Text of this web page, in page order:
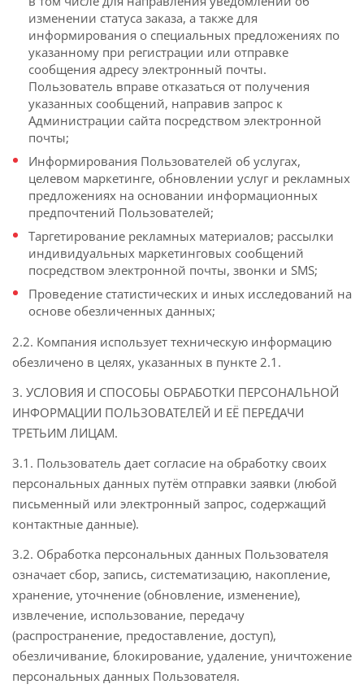
изменении статуса заказа, а также для
информирования о специальных предложениях по
указанному при регистрации или отправке
сообщения адресу электронный почты.
Пользователь вправе отказаться от получения
указанных сообщений, направив запрос к
Администрации сайта посредством электронной
почты;
Информирования Пользователей об услугах,
целевом маркетинге, обновлении услуг и рекламных
предложениях на основании информационных
предпочтений Пользователей;
Таргетирование рекламных материалов; рассылки
индивидуальных маркетинговых сообщений
посредством электронной почты, звонки и SMS;
Проведение статистических и иных исследований на
основе обезличенных данных;
2.2. Компания использует техническую информацию
обезличено в целях, указанных в пункте 2.1.
3. УСЛОВИЯ И СПОСОБЫ ОБРАБОТКИ ПЕРСОНАЛЬНОЙ
ИНФОРМАЦИИ ПОЛЬЗОВАТЕЛЕЙ И ЕЁ ПЕРЕДАЧИ
ТРЕТЬИМ ЛИЦАМ.
3.1. Пользователь дает согласие на обработку своих
персональных данных путём отправки заявки (любой
письменный или электронный запрос, содержащий
контактные данные).
3.2. Обработка персональных данных Пользователя
означает сбор, запись, систематизацию, накопление,
хранение, уточнение (обновление, изменение),
извлечение, использование, передачу
(распространение, предоставление, доступ),
обезличивание, блокирование, удаление, уничтожение
персональных данных Пользователя.